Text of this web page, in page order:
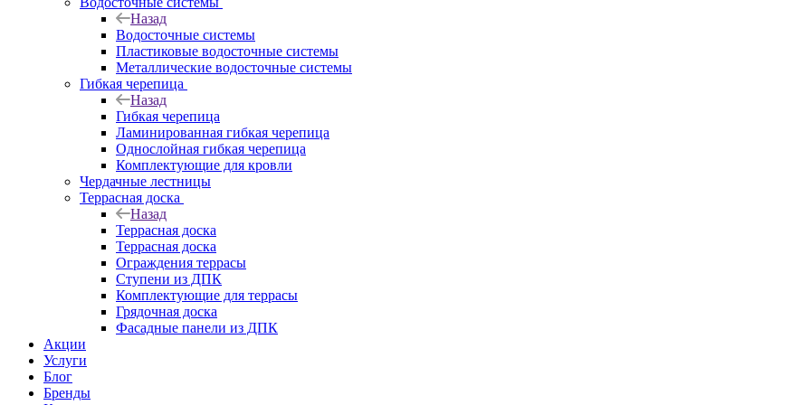
Назад
Водосточные системы
Пластиковые водосточные системы
Металлические водосточные системы
Гибкая черепица
Назад
Гибкая черепица
Ламинированная гибкая черепица
Однослойная гибкая черепица
Комплектующие для кровли
Чердачные лестницы
Террасная доска
Назад
Террасная доска
Террасная доска
Ограждения террасы
Ступени из ДПК
Комплектующие для террасы
Грядочная доска
Фасадные панели из ДПК
Акции
Услуги
Блог
Бренды